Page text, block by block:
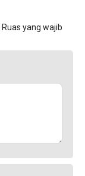
Ruas yang wajib